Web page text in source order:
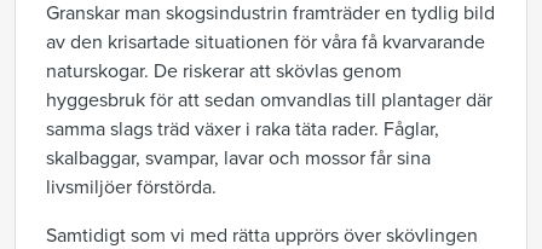
Granskar man skogsindustrin framträder en tydlig bild
av den krisartade situationen för våra få kvarvarande
naturskogar. De riskerar att skövlas genom
hyggesbruk för att sedan omvandlas till plantager där
samma slags träd växer i raka täta rader. Fåglar,
skalbaggar, svampar, lavar och mossor får sina
livsmiljöer förstörda.
Samtidigt som vi med rätta upprörs över skövlingen